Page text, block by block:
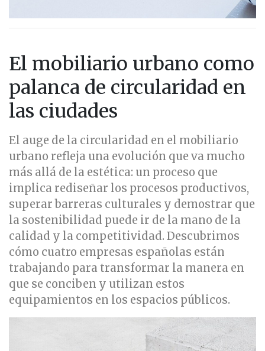
El mobiliario urbano como
palanca de circularidad en
las ciudades
El auge de la circularidad en el mobiliario
urbano refleja una evolución que va mucho
más allá de la estética: un proceso que
implica rediseñar los procesos productivos,
superar barreras culturales y demostrar que
la sostenibilidad puede ir de la mano de la
calidad y la competitividad. Descubrimos
cómo cuatro empresas españolas están
trabajando para transformar la manera en
que se conciben y utilizan estos
equipamientos en los espacios públicos.